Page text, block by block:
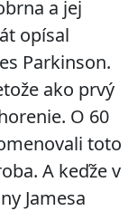
a jej
opísal
Parkinson.
ako prvý
O 60
toto
A keďže v
Jamesa